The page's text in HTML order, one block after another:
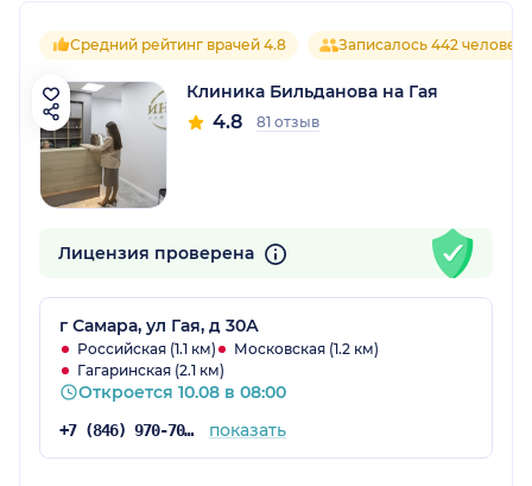
Средний рейтинг врачей 4.8 Записалось 442 человека
Клиника Бильданова на Гая
4.8 81 отзыв
Лицензия проверена
г Самара, ул Гая, д 30А
Российская (1.1 км)
Московская (1.2 км)
Гагаринская (2.1 км)
Откроется 10.08 в 08:00
+7 (846) 970-70-92 показать